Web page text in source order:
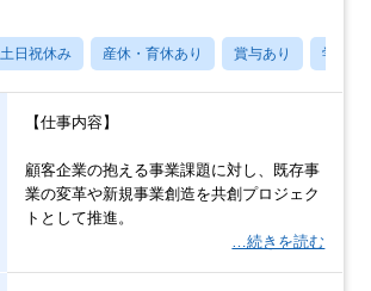
土日祝休み 産休・育休あり 賞与あり 学歴不
【仕事内容】
顧客企業の抱える事業課題に対し、既存事
業の変革や新規事業創造を共創プロジェク
トとして推進。
…続きを読む